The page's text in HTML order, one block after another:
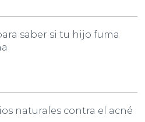
saber si tu hijo fuma
naturales contra el acné